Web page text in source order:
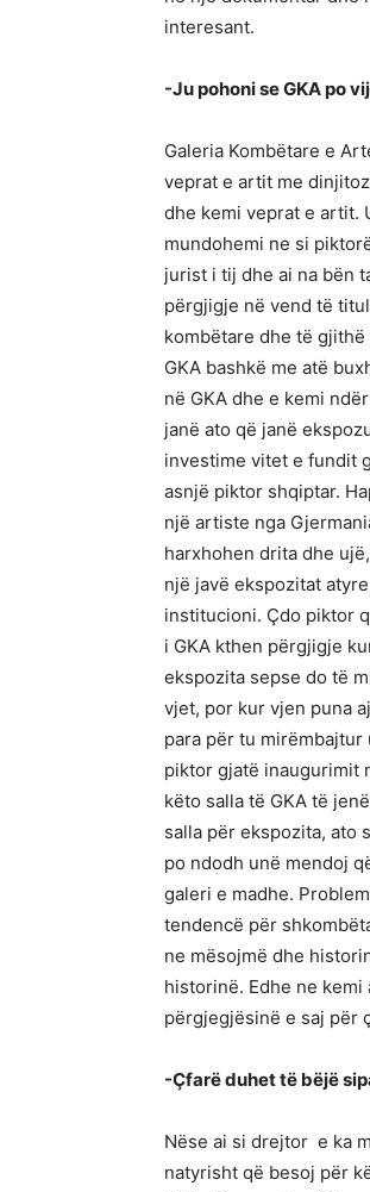
interesant.
-Ju pohoni se GKA po
Galeria Kombëtare e
veprat e artit me
dhe kemi veprat e artit.
mundohemi ne si
jurist i tij dhe ai na bën
përgjigje në vend të
kombëtare dhe të
GKA bashkë me atë
në GKA dhe e kemi
janë ato që janë
investime vitet e fundit
asnjë piktor shqiptar.
një artiste nga
harxhohen drita dhe
një javë ekspozitat
institucioni. Çdo piktor
i GKA kthen përgjigje
ekspozita sepse do të
vjet, por kur vjen puna
para për tu mirëmbajtur
piktor gjatë inaugurimit
këto salla të GKA të
salla për ekspozita, ato
po ndodh unë mendoj
galeri e madhe.
tendencë për
ne mësojmë dhe
historinë. Edhe ne
përgjegjësinë e saj për
-Çfarë duhet të bëjë
Nëse ai si drejtor e ka
natyrisht që besoj për